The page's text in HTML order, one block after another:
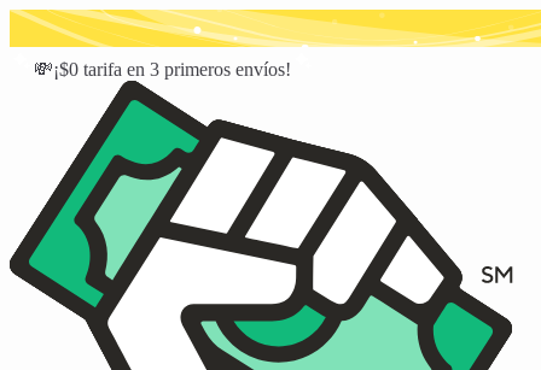
💸¡$0 tarifa en 3 primeros envíos!